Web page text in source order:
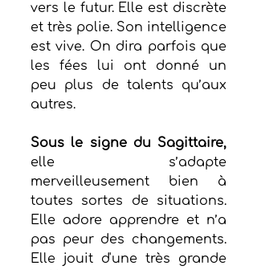
vers le futur. Elle est discrète
et très polie. Son intelligence
est vive. On dira parfois que
les fées lui ont donné un
peu plus de talents qu’aux
autres.
Sous le signe du Sagittaire,
elle s’adapte
merveilleusement bien à
toutes sortes de situations.
Elle adore apprendre et n’a
pas peur des changements.
Elle jouit d'une très grande